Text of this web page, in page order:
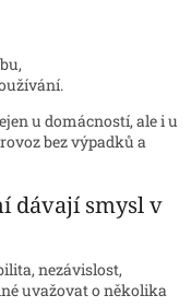
u domácností, ale i u
bez výpadků a
dávají smysl v
nezávislost,
uvažovat o několika